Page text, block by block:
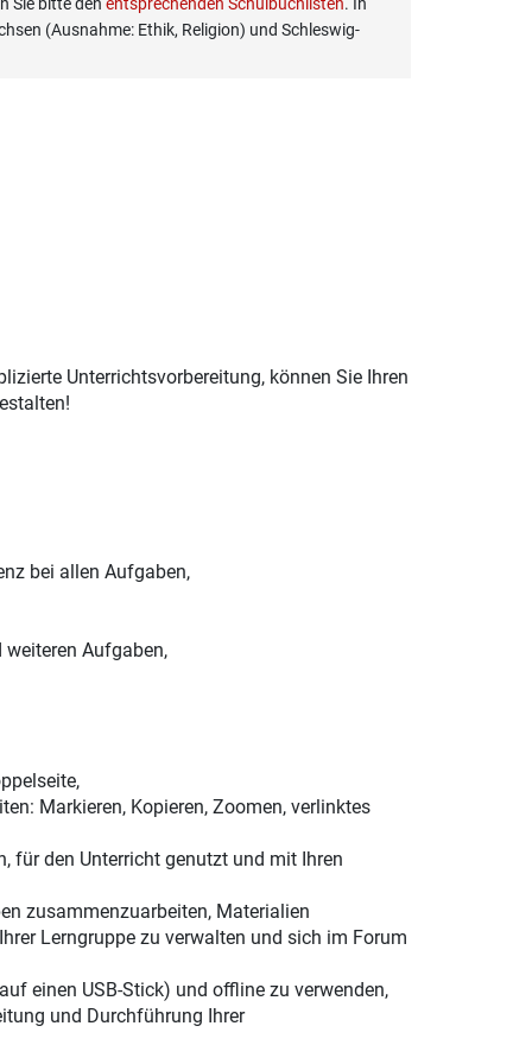
(Ausnahme: Ethik, Religion) und Schleswig-
Unterrichtsvorbereitung, können Sie Ihren
bei allen Aufgaben,
weiteren Aufgaben,
Markieren, Kopieren, Zoomen, verlinktes
für den Unterricht genutzt und mit Ihren
zusammenzuarbeiten, Materialien
Lerngruppe zu verwalten und sich im Forum
einen USB-Stick) und offline zu verwenden,
und Durchführung Ihrer